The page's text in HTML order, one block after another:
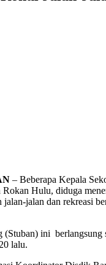
– Beberapa Kepala
Hulu, diduga
jalan-jalan dan rekreasi
(Stuban) ini berlangsung
lalu.